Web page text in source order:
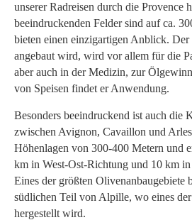
unserer Radreisen durch die Provence
beeindruckenden Felder sind auf ca.
bieten einen einzigartigen Anblick.
angebaut wird, wird vor allem für die
aber auch in der Medizin, zur
von Speisen findet er Anwendung.
Besonders beeindruckend ist auch die
zwischen Avignon, Cavaillon und
Höhenlagen von 300-400 Metern und
km in West-Ost-Richtung und 10 km
Eines der größten Olivenanbaugebiete
südlichen Teil von Alpille, wo eines
hergestellt wird.